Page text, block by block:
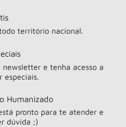
território nacional.
newsletter e tenha acesso a
especiais.
Humanizado
pronto para te atender e
dúvida ;)